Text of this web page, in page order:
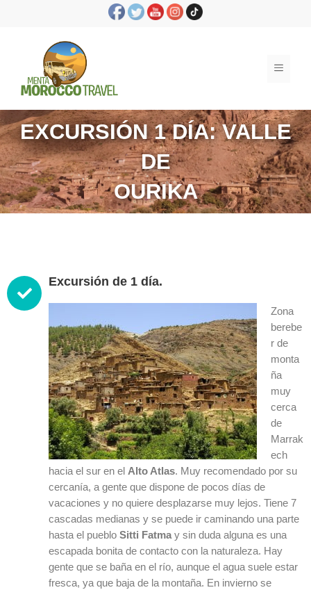
EXCURSIÓN 1 DÍA: VALLE
DE
OURIKA
Excursión de 1 día.
Zona
berebe
r de
monta
ña
muy
cerca
de
Marrak
ech
hacia el sur en el Alto Atlas. Muy recomendado por su
cercanía, a gente que dispone de pocos días de
vacaciones y no quiere desplazarse muy lejos. Tiene 7
cascadas medianas y se puede ir caminando una parte
hasta el pueblo Sitti Fatmay sin duda alguna es una
escapada bonita de contacto con la naturaleza. Hay
gente que se baña en el río, aunque el agua suele estar
fresca, ya que baja de la montaña. En invierno se